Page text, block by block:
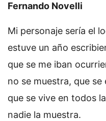
Fernando Novelli
Mi personaje sería el
estuve un año
que se me iban
no se muestra, que
que se vive en todos
nadie la muestra.